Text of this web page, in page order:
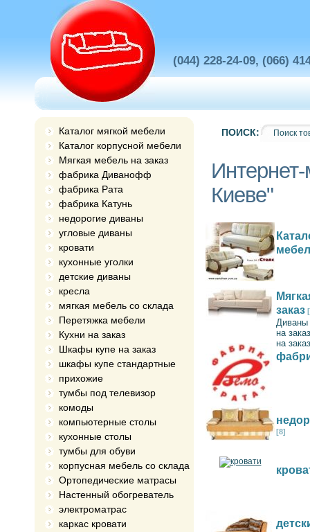
(044) 228-24-09, (066)
Каталог мягкой мебели
Каталог корпусной мебели
Мягкая мебель на заказ
фабрика Диванофф
фабрика Рата
фабрика Катунь
недорогие диваны
угловые диваны
кровати
кухонные уголки
детские диваны
кресла
мягкая мебель со склада
Перетяжка мебели
Кухни на заказ
Шкафы купе на заказ
шкафы купе стандартные
прихожие
тумбы под телевизор
комоды
компьютерные столы
кухонные столы
тумбы для обуви
корпусная мебель со склада
Ортопедические матрасы
Настенный обогреватель
электроматрас
каркас кровати
ПОИСК:
Киеве"
заказ
Диваны
на заказ
на заказ
[8]